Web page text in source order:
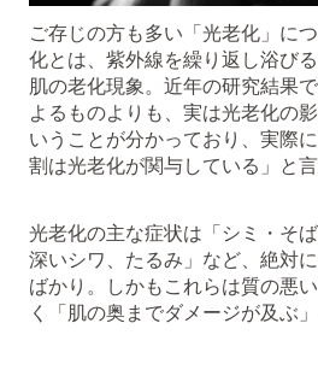
ご存じの方も多い「光老化」に
化とは、紫外線を繰り返し浴び
肌の老化現象。近年の研究結果
よるものよりも、実は光老化の
いうことが分かっており、実際
割は光老化が関与している」と言
光老化の主な症状は「シミ・そ
深いシワ、たるみ」など、絶対
ばかり。しかもこれらは質の悪
く「肌の奥までダメージが及ぶ」